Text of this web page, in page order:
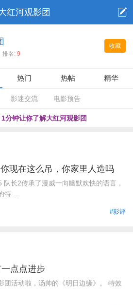
红河观影团
收藏
排名: 9
热门 热帖 精华
影迷交流 电影预告
分钟让你了解大红河观影团
现在这么吊，你家里人造吗
长2传承了漫威一向幽默欢快的语言，
...
#影评
点点进步
团活动啦，汤帅的《明日边缘》。 特效